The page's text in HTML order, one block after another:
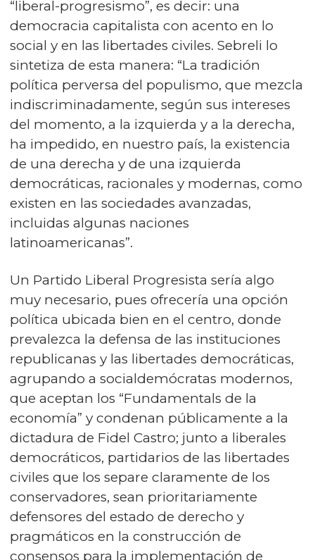
“liberal-progresismo”, es decir: una
democracia capitalista con acento en lo
social y en las libertades civiles. Sebreli lo
sintetiza de esta manera: “La tradición
política perversa del populismo, que mezcla
indiscriminadamente, según sus intereses
del momento, a la izquierda y a la derecha,
ha impedido, en nuestro país, la existencia
de una derecha y de una izquierda
democráticas, racionales y modernas, como
existen en las sociedades avanzadas,
incluidas algunas naciones
latinoamericanas”.
Un Partido Liberal Progresista sería algo
muy necesario, pues ofrecería una opción
política ubicada bien en el centro, donde
prevalezca la defensa de las instituciones
republicanas y las libertades democráticas,
agrupando a socialdemócratas modernos,
que aceptan los “Fundamentals de la
economía” y condenan públicamente a la
dictadura de Fidel Castro; junto a liberales
democráticos, partidarios de las libertades
civiles que los separe claramente de los
conservadores, sean prioritariamente
defensores del estado de derecho y
pragmáticos en la construcción de
consensos para la implementación de